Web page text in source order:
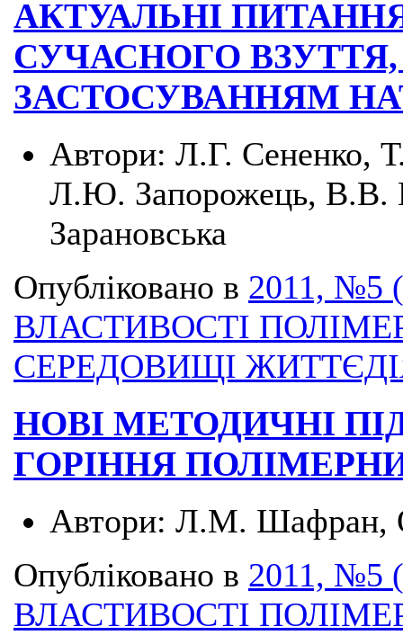
АКТУАЛЬНІ
СУЧАСНОГО
ЗАСТОСУВАННЯМ
Автори: Л.Г. Сененко,
Л.Ю. Запорожець, В.В.
Зарановська
Опубліковано в 2011, №5
ВЛАСТИВОСТІ
СЕРЕДОВИЩІ
НОВІ МЕТОДИЧНІ
ГОРІННЯ
Автори: Л.М. Шафран,
Опубліковано в 2011, №5
ВЛАСТИВОСТІ